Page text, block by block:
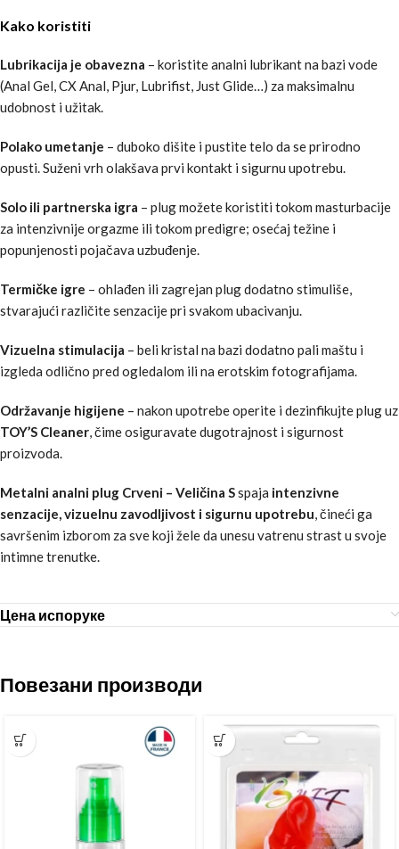
Kako koristiti
Lubrikacija je obavezna – koristite analni lubrikant na bazi vode
(Anal Gel, CX Anal, Pjur, Lubrifist, Just Glide…) za maksimalnu
udobnost i užitak.
Polako umetanje – duboko dišite i pustite telo da se prirodno
opusti. Suženi vrh olakšava prvi kontakt i sigurnu upotrebu.
Solo ili partnerska igra – plug možete koristiti tokom masturbacije
za intenzivnije orgazme ili tokom predigre; osećaj težine i
popunjenosti pojačava uzbuđenje.
Termičke igre – ohlađen ili zagrejan plug dodatno stimuliše,
stvarajući različite senzacije pri svakom ubacivanju.
Vizuelna stimulacija – beli kristal na bazi dodatno pali maštu i
izgleda odlično pred ogledalom ili na erotskim fotografijama.
Održavanje higijene – nakon upotrebe operite i dezinfikujte plug uz
TOY’S Cleaner, čime osiguravate dugotrajnost i sigurnost
proizvoda.
Metalni analni plug Crveni – Veličina Sspaja intenzivne
senzacije, vizuelnu zavodljivost i sigurnu upotrebu, čineći ga
savršenim izborom za sve koji žele da unesu vatrenu strast u svoje
intimne trenutke.
Цена испоруке
Повезани производи